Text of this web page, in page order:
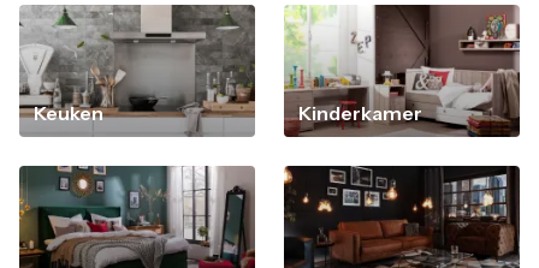
Keuken Kinderkamer